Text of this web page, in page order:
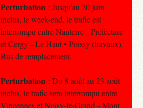
Perturbation : Jusqu'au 20 juin
inclus, le week-end, le trafic est
interrompu entre Nanterre – Préfecture
et Cergy – Le Haut • Poissy (travaux).
Bus de remplacement.
Perturbation : Du 8 août au 23 août
inclus, le trafic sera interrompu entre
Vincennes et Noisy-le-Grand – Mont